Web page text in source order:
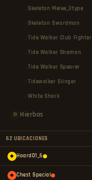
Skeleton Melee_3type
Skeleton Swordman
Tide Walker Club Fighter
Tide Walker Shaman
Tide Walker Spearer
Tidewalker Slinger
White Shark
✿ Hierbas
62 UBICACIONES
◆ Hoard01_6
◆ Chest Special